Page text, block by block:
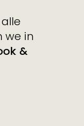
we in
&